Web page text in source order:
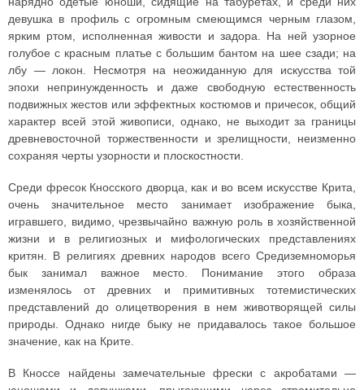
девушка в профиль с огромным смеющимся черным глазом,
ярким ртом, исполненная живости и задора. На ней узорное
голубое с красным платье с большим бантом на шее сзади; на
лбу — локон. Несмотря на неожиданную для искусства той
эпохи непринужденность и даже свободную естественность
подвижных жестов или эффектных костюмов и причесок, общий
характер всей этой живописи, однако, не выходит за границы
древневосточной торжественности и зрелищности, неизменно
сохраняя черты узорности и плоскостности.
Среди фресок Кносского дворца, как и во всем искусстве Крита,
очень значительное место занимает изображение быка,
игравшего, видимо, чрезвычайно важную роль в хозяйственной
жизни и в религиозных и мифологических представлениях
критян. В религиях древних народов всего Средиземноморья
бык занимал важное место. Понимание этого образа
изменялось от древних и примитивных тотемистических
представлений до олицетворения в нем животворящей силы
природы. Однако нигде быку не придавалось такое большое
значение, как на Крите.
В Кноссе найдены замечательные фрески с акробатами —